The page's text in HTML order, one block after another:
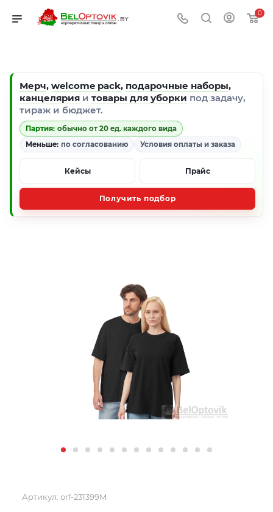
0
Мерч, welcome pack, подарочные наборы,
канцелярия и товары для уборки под задачу,
тираж и бюджет.
Партия: обычно от 20 ед. каждого вида
Меньше: по согласованию Условия оплаты и заказа
Кейсы Прайс
Получить подбор
Артикул: orf-231399M